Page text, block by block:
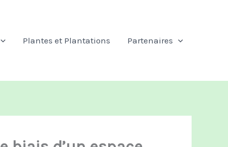
Plantes et Plantations Partenaires